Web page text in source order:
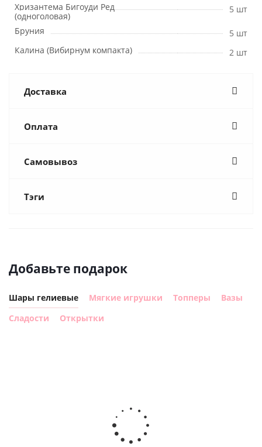
Хризантема Бигоуди Ред
(одноголовая)
5 шт
Бруния
5 шт
Калина (Вибирнум компакта)
2 шт
Доставка
Оплата
Самовывоз
Тэги
Добавьте подарок
Шары гелиевые Мягкие игрушки Топперы
Вазы
Сладости
Открытки
Шар с
днем
рождения,
с